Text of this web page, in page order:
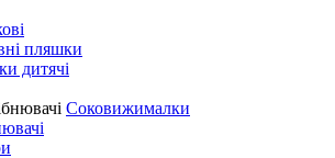
пляшки
дитячі
Соковижималки